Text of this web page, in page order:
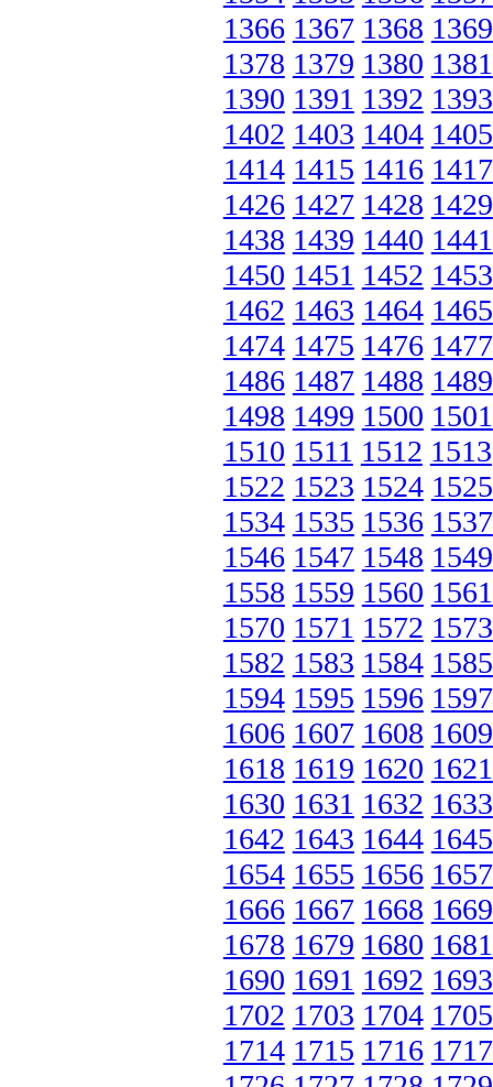
1366 1367 1368 1369
1378 1379 1380 1381
1390 1391 1392 1393
1402 1403 1404 1405
1414 1415 1416 1417
1426 1427 1428 1429
1438 1439 1440 1441
1450 1451 1452 1453
1462 1463 1464 1465
1474 1475 1476 1477
1486 1487 1488 1489
1498 1499 1500 1501
1510 1511 1512 1513
1522 1523 1524 1525
1534 1535 1536 1537
1546 1547 1548 1549
1558 1559 1560 1561
1570 1571 1572 1573
1582 1583 1584 1585
1594 1595 1596 1597
1606 1607 1608 1609
1618 1619 1620 1621
1630 1631 1632 1633
1642 1643 1644 1645
1654 1655 1656 1657
1666 1667 1668 1669
1678 1679 1680 1681
1690 1691 1692 1693
1702 1703 1704 1705
1714 1715 1716 1717